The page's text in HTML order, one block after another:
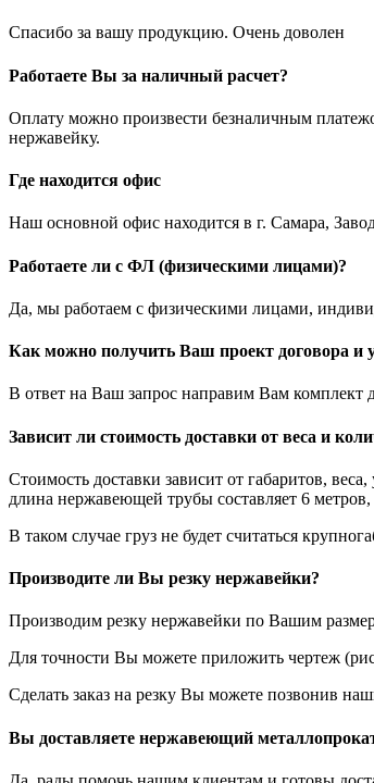
Спасибо за вашу продукцию. Очень доволен
Работаете Вы за наличный расчет?
Оплату можно произвести безналичным
нержавейку.
Где находится офис
Наш основной офис находится в г. Самара,
Работаете ли с ФЛ (физическими лицами)?
Да, мы работаем с физическими лицами,
Как можно получить Ваш проект договора и
В ответ на Ваш запрос направим Вам комплект
Зависит ли стоимость доставки от веса и
Стоимость доставки зависит от габаритов,
длина нержавеющей трубы составляет 6
В таком случае груз не будет считаться
Производите ли Вы резку нержавейки?
Производим резку нержавейки по Вашим
Для точности Вы можете приложить чертеж
Сделать заказ на резку Вы можете позвонив
Вы доставляете нержавеющий